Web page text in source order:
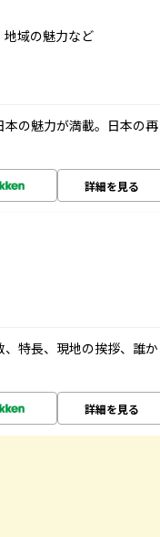
域の魅力など
の魅力が満載。日本の再
詳細を見る
特長、現地の挨拶、誰か
詳細を見る